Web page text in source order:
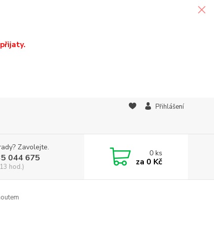
Přihlášení
Zavolejte.
044 675
hod.)
0ks
za 0 Kč